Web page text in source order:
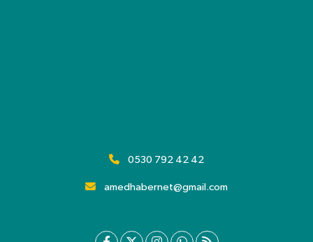
0530 792 42 42
amedhabernet@gmail.com